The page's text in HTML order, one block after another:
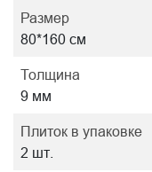
Размер
80*160 см
Толщина
9 мм
Плиток в упаковке
2 шт.